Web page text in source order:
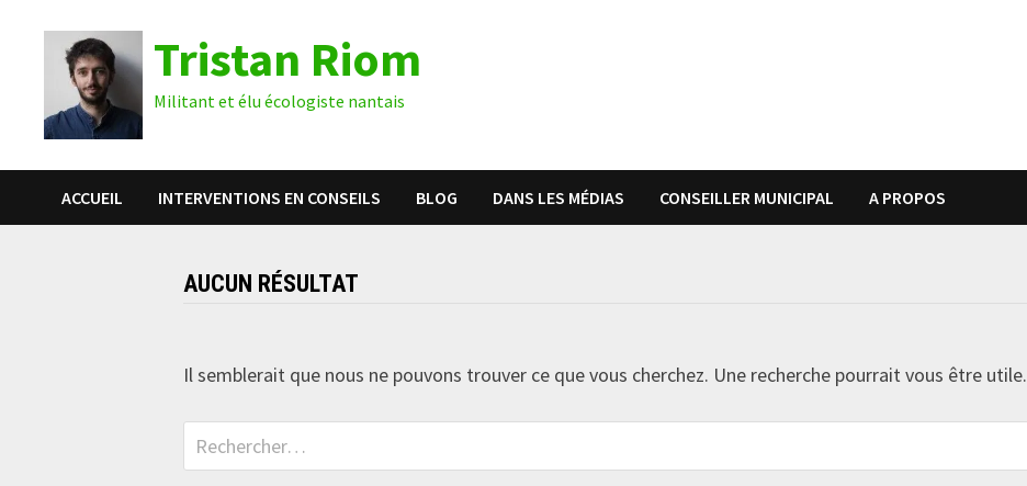
Tristan Riom
Militant et élu écologiste nantais
ACCUEIL INTERVENTIONS EN CONSEILS BLOG DANS LES MÉDIAS CONSEILLER MUNICIPAL A PROPOS
AUCUN RÉSULTAT
Il semblerait que nous ne pouvons trouver ce que vous cherchez. Une recherche pourrait vous être utile.
Rechercher :